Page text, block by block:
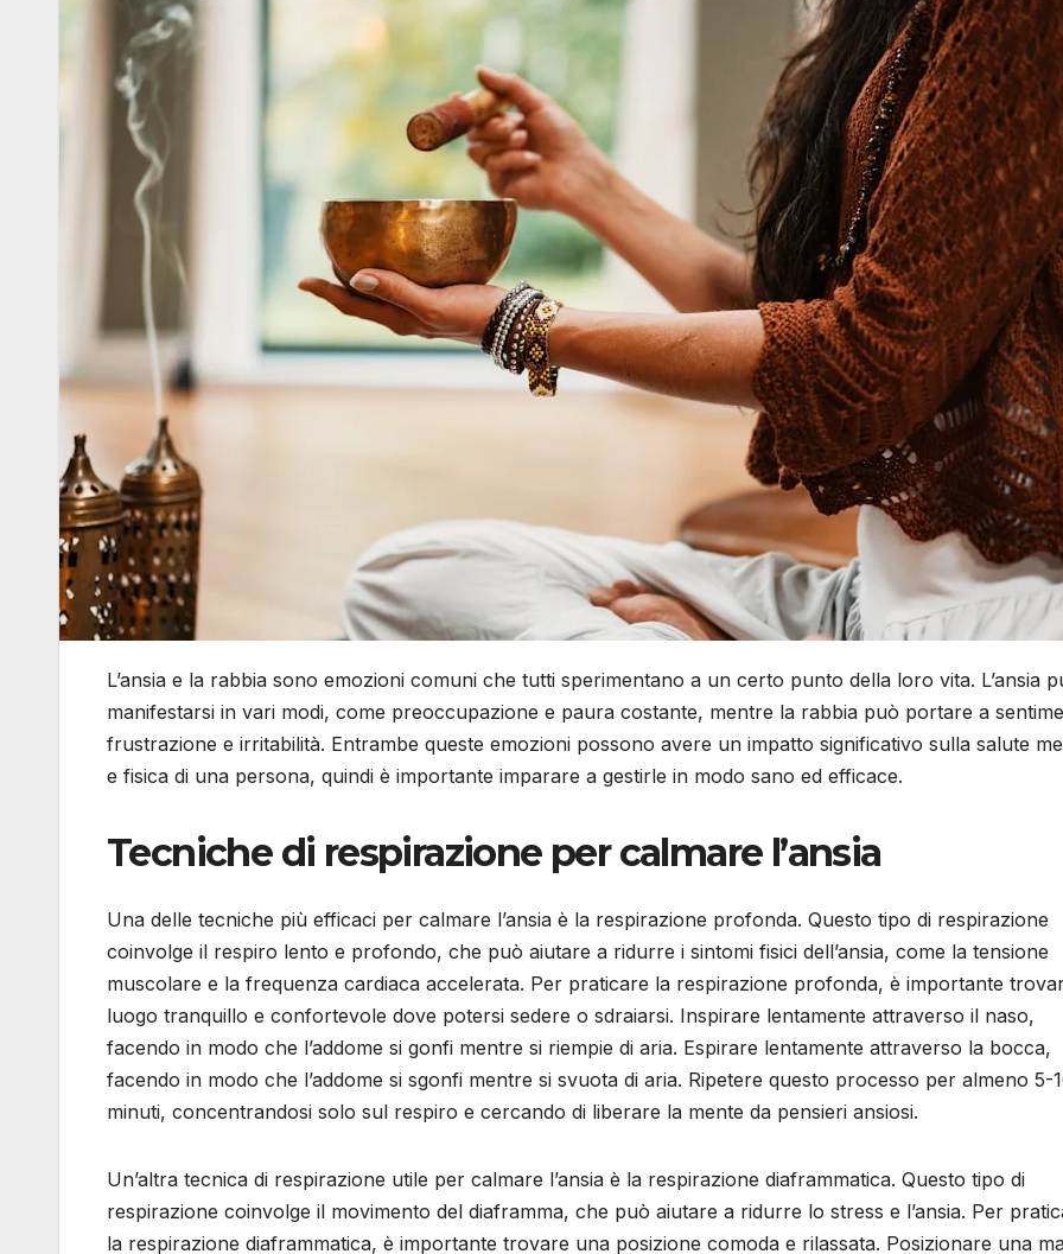
L’ansia e la rabbia sono emozioni comuni che tutti sperimentano a un certo punto della loro vita. L’ansia
manifestarsi in vari modi, come preoccupazione e paura costante, mentre la rabbia può portare a
frustrazione e irritabilità. Entrambe queste emozioni possono avere un impatto significativo sulla salute
e fisica di una persona, quindi è importante imparare a gestirle in modo sano ed efficace.
Tecniche di respirazione per calmare l’ansia
Una delle tecniche più efficaci per calmare l’ansia è la respirazione profonda. Questo tipo di respirazione
coinvolge il respiro lento e profondo, che può aiutare a ridurre i sintomi fisici dell’ansia, come la tensione
muscolare e la frequenza cardiaca accelerata. Per praticare la respirazione profonda, è importante
luogo tranquillo e confortevole dove potersi sedere o sdraiarsi. Inspirare lentamente attraverso il naso,
facendo in modo che l’addome si gonfi mentre si riempie di aria. Espirare lentamente attraverso la bocca,
facendo in modo che l’addome si sgonfi mentre si svuota di aria. Ripetere questo processo per almeno 5-
minuti, concentrandosi solo sul respiro e cercando di liberare la mente da pensieri ansiosi.
Un’altra tecnica di respirazione utile per calmare l’ansia è la respirazione diaframmatica. Questo tipo di
respirazione coinvolge il movimento del diaframma, che può aiutare a ridurre lo stress e l’ansia. Per
la respirazione diaframmatica, è importante trovare una posizione comoda e rilassata. Posizionare una